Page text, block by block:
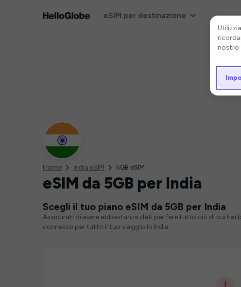
eSIM per destinazione
Home India eSIM 5GB eSIM
eSIM da 5GB per India
Scegli il tuo piano eSIM da 5GB per India
Assicurati di avere abbastanza dati per fare tutto ciò di cui hai
connesso per tutto il tuo viaggio in India.
nostro